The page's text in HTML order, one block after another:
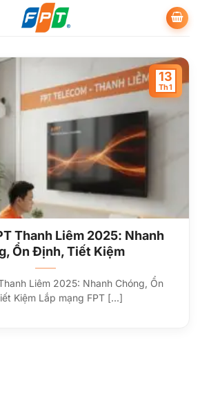
Thanh Liêm 2025: Nhanh
Ổn Định, Tiết Kiệm
Liêm 2025: Nhanh Chóng, Ổn
Kiệm Lắp mạng FPT [...]
13
Th1